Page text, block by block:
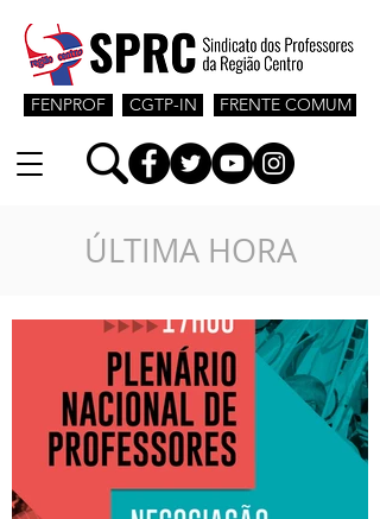
CGTP-IN
FENPROF FRENTE COMUM
ÚLTIMA HORA